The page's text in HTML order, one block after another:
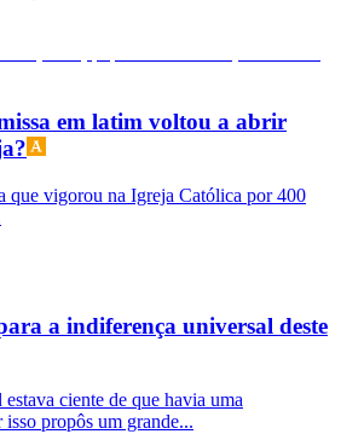
em latim voltou a abrir
que vigorou na Igreja Católica por 400
a indiferença universal deste
ciente de que havia uma
propôs um grande...